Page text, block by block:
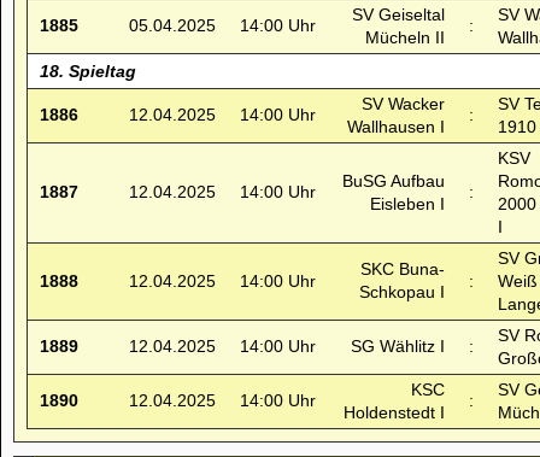
1885 05.04.2025 14:00 Uhr
SV Geiseltal
Mücheln II
:
SV
18. Spieltag
1886 12.04.2025 14:00 Uhr
SV Wacker
Wallhausen I
:
SV
1910
1887 12.04.2025 14:00 Uhr
BuSG Aufbau
Eisleben I
:
KSV
I
1888 12.04.2025 14:00 Uhr
SKC Buna-
Schkopau I
:
SV
Weiß
1889 12.04.2025 14:00 Uhr SG Wählitz I :
SV
1890 12.04.2025 14:00 Uhr
KSC
Holdenstedt I
:
SV